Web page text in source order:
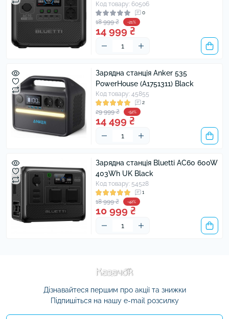
Код товару: 60506
0
18 999 ₴ -21%
14 999 ₴
Зарядна станція Anker 535
PowerHouse (A1751311) Black
Код товару: 45855
2
29 999 ₴ -52%
14 499 ₴
Зарядна станція Bluetti AC60 600W
403Wh UK Black
Код товару: 54528
1
18 999 ₴ -42%
10 999 ₴
Дізнавайтеся першим про акції та знижки
Підпишіться на нашу e-mail розсилку